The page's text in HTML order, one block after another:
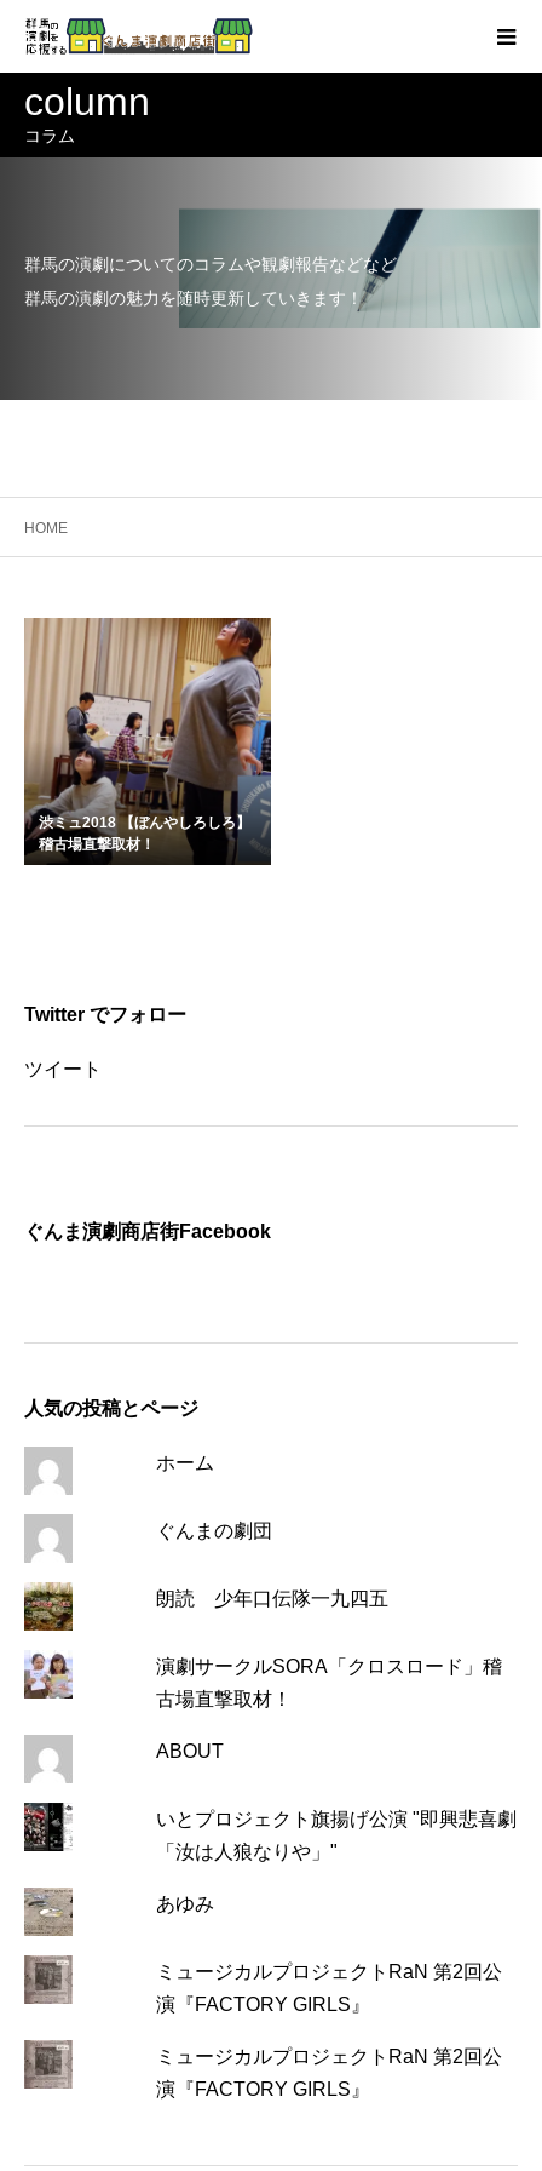
column
コラム
群馬の演劇についてのコラムや観劇報告などなど
群馬の演劇の魅力を随時更新していきます！
HOME
渋ミュ2018 【ぼんやしろしろ】
稽古場直撃取材！
Twitter でフォロー
ツイート
ぐんま演劇商店街Facebook
人気の投稿とページ
ホーム
ぐんまの劇団
朗読 少年口伝隊一九四五
演劇サークルSORA「クロスロード」稽
古場直撃取材！
ABOUT
いとプロジェクト旗揚げ公演 "即興悲喜劇
「汝は人狼なりや」"
あゆみ
ミュージカルプロジェクトRaN 第2回公
演『FACTORY GIRLS』
ミュージカルプロジェクトRaN 第2回公
演『FACTORY GIRLS』